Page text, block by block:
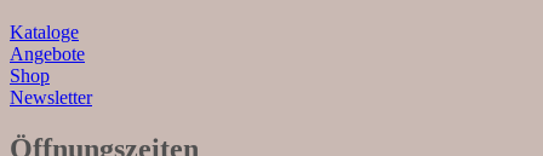
Kataloge
Angebote
Shop
Newsletter
Öffnungszeiten